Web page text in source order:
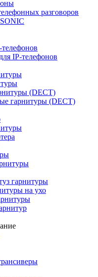
разговоров
IP-телефонов
(DECT)
гарнитуры (DECT)
гарнитуры
на ухо